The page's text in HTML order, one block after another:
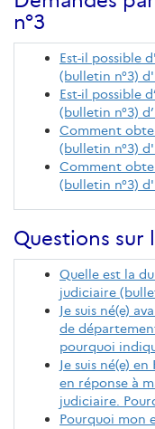
n°3
Est-il possible
(bulletin n°3)
Est-il possible
(bulletin n°3)
Comment
(bulletin n°3)
Comment
(bulletin n°3)
Questions sur
Quelle est la
judiciaire
Je suis né(e)
de
pourquoi
Je suis né(e)
en réponse à
judiciaire.
Pourquoi mon